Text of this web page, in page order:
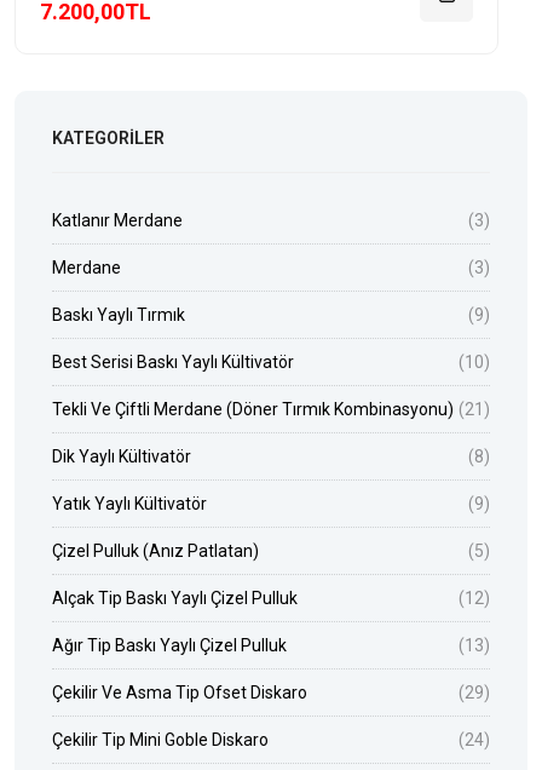
7.200,00TL
KATEGORILER
Katlanır Merdane (3)
Merdane (3)
Baskı Yaylı Tırmık (9)
Best Serisi Baskı Yaylı Kültivatör (10)
Tekli Ve Çiftli Merdane (Döner Tırmık Kombinasyonu) (21)
Dik Yaylı Kültivatör (8)
Yatık Yaylı Kültivatör (9)
Çizel Pulluk (Anız Patlatan) (5)
Alçak Tip Baskı Yaylı Çizel Pulluk (12)
Ağır Tip Baskı Yaylı Çizel Pulluk (13)
Çekilir Ve Asma Tip Ofset Diskaro (29)
Çekilir Tip Mini Goble Diskaro (24)